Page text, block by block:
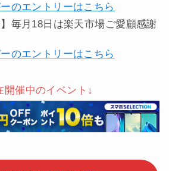
のエントリーはこちら
】毎月18日は楽天市場ご愛顧感謝
のエントリーはこちら
開催中のイベント↓